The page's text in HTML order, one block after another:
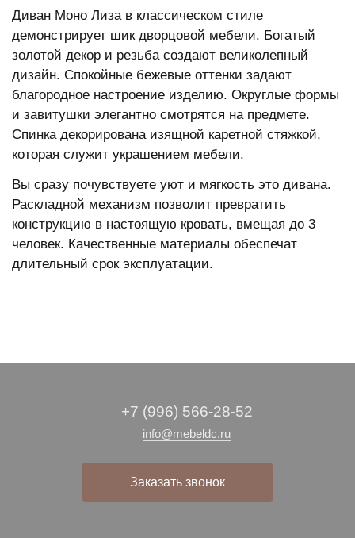
Диван Моно Лиза в классическом стиле
демонстрирует шик дворцовой мебели. Богатый
золотой декор и резьба создают великолепный
дизайн. Спокойные бежевые оттенки задают
благородное настроение изделию. Округлые формы
и завитушки элегантно смотрятся на предмете.
Спинка декорирована изящной каретной стяжкой,
которая служит украшением мебели.
Вы сразу почувствуете уют и мягкость это дивана.
Раскладной механизм позволит превратить
конструкцию в настоящую кровать, вмещая до 3
человек. Качественные материалы обеспечат
длительный срок эксплуатации.
+7 (996) 566-28-52
info@mebeldc.ru
Заказать звонок